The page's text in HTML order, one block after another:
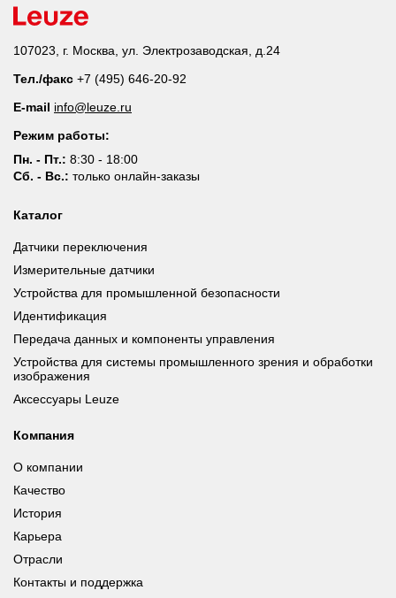
107023, г. Москва, ул. Электрозаводская, д.24
Тел./факс +7 (495) 646-20-92
E-mail info@leuze.ru
Режим работы:
Пн. - Пт.: 8:30 - 18:00
Сб. - Вс.: только онлайн-заказы
Каталог
Датчики переключения
Измерительные датчики
Устройства для промышленной безопасности
Идентификация
Передача данных и компоненты управления
Устройства для системы промышленного зрения и обработки
изображения
Аксессуары Leuze
Компания
О компании
Качество
История
Карьера
Отрасли
Контакты и поддержка